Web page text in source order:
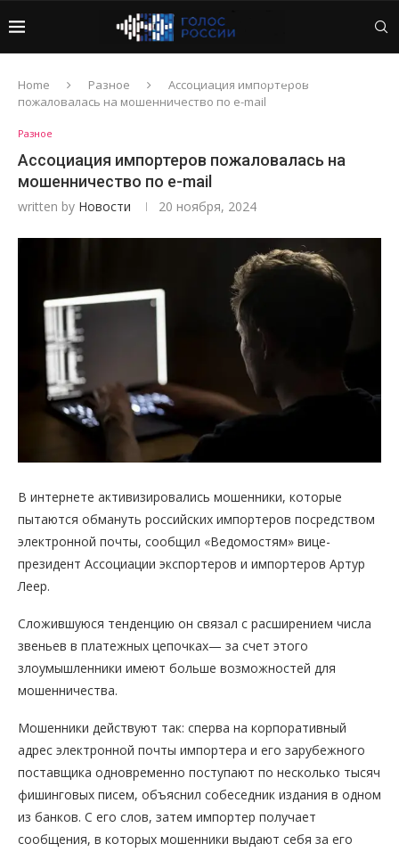
Home Разное
Ассоциация импортеров
пожаловалась на мошенничество по e-mail
Разное
Ассоциация импортеров пожаловалась на
мошенничество по e-mail
written by Новости 20 ноября, 2024
В интернете активизировались мошенники, которые
пытаются обмануть российских импортеров посредством
электронной почты, сообщил «Ведомостям» вице-
президент Ассоциации экспортеров и импортеров Артур
Леер.
Сложившуюся тенденцию он связал с расширением числа
звеньев в платежных цепочках— за счет этого
злоумышленники имеют больше возможностей для
мошенничества.
Мошенники действуют так: сперва на корпоративный
адрес электронной почты импортера и его зарубежного
поставщика одновременно поступают по несколько тысяч
фишинговых писем, объяснил собеседник издания в одном
из банков. С его слов, затем импортер получает
сообщения, в которых мошенники выдают себя за его